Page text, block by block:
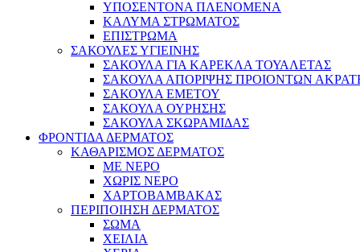
ΥΠΟΣΕΝΤΟΝΑ ΠΛΕΝΟΜΕΝΑ
ΚΑΛΥΜΑ ΣΤΡΩΜΑΤΟΣ
ΕΠΙΣΤΡΩΜΑ
ΣΑΚΟΥΛΕΣ ΥΓΙΕΙΝΗΣ
ΣΑΚΟΥΛΑ ΓΙΑ ΚΑΡΕΚΛΑ ΤΟΥΑΛΕΤΑΣ
ΣΑΚΟΥΛΑ ΑΠΟΡΙΨΗΣ ΠΡΟΙΟΝΤΩΝ
ΣΑΚΟΥΛΑ ΕΜΕΤΟΥ
ΣΑΚΟΥΛΑ ΟΥΡΗΣΗΣ
ΣΑΚΟΥΛΑ ΣΚΩΡΑΜΙΔΑΣ
ΦΡΟΝΤΙΔΑ ΔΕΡΜΑΤΟΣ
ΚΑΘΑΡΙΣΜΟΣ ΔΕΡΜΑΤΟΣ
ΜΕ ΝΕΡΟ
ΧΩΡΙΣ ΝΕΡΟ
ΧΑΡΤΟΒΑΜΒΑΚΑΣ
ΠΕΡΙΠΟΙΗΣΗ ΔΕΡΜΑΤΟΣ
ΣΩΜΑ
ΧΕΙΛΙΑ